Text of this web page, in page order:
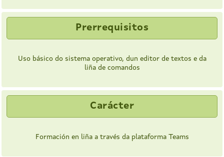
Prerrequisitos
Uso básico do sistema operativo, dun editor de textos e da
liña de comandos
Carácter
Formación en liña a través da plataforma Teams